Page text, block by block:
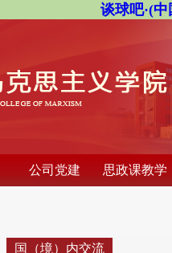
谈球吧·(
公司党建 思政课教学
国（境）内交流